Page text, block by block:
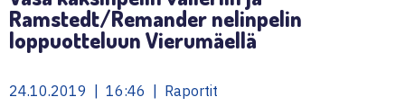
Ramstedt/Remander nelinpelin
loppuotteluun Vierumäellä
24.10.2019 | 16:46 | Raportit